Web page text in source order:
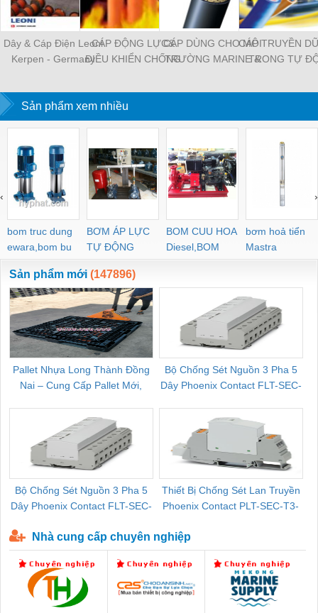
Dây & Cáp Điện Leoni
Kerpen - Germany
CÁP ĐỘNG LỰC&
ĐIỀU KHIỂN CHỐNG
CÁP DÙNG CHO MÔI
TRƯỜNG MARINE &
CÁP TRUYỀN
TRONG TỰ
Sản phẩm xem nhiều
bom truc dung
ewara,bom bu
ewara
BƠM ÁP LỰC
TỰ ĐỘNG
BOM CUU HOA
Diesel,BOM
CHUA CHAY
bơm hoả tiển
Mastra
‹ ›
Sản phẩm mới (147896)
Pallet Nhựa Long Thành Đồng
Nai – Cung Cấp Pallet Mới,
Bộ Chống Sét Nguồn 3 Pha 5
Dây Phoenix Contact FLT-SEC-
Bộ Chống Sét Nguồn 3 Pha 5
Dây Phoenix Contact FLT-SEC-
Thiết Bị Chống Sét Lan Truyền
Phoenix Contact PLT-SEC-T3-
Nhà cung cấp chuyên nghiệp